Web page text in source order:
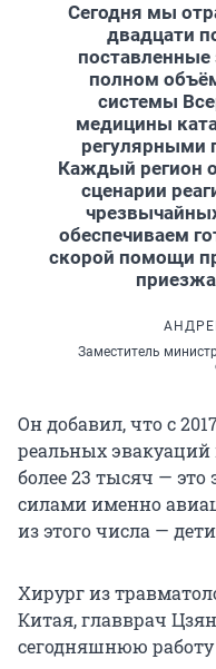
Сегодня мы
двадцати
поставленные
полном
системы
медицины
регулярными
Каждый регион
сценарии
обеспечиваем
скорой помощи
Заместитель
Он добавил, что с
реальных эвакуаций
более 23 тысяч —
силами именно
из этого числа —
Хирург из
Китая, главврач
сегодняшнюю